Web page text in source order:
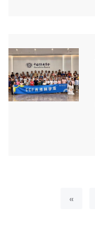
«